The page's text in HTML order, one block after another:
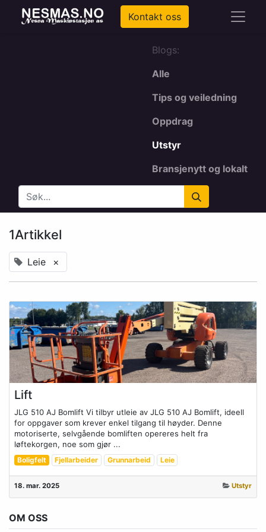
Kontakt oss
Blogs:
Alle
Tips og veiledning
Oppdrag
Utstyr
Bransjenytt og lokalt
1Artikkel
Leie ×
Lift
JLG 510 AJ Bomlift Vi tilbyr utleie av JLG 510 AJ Bomlift, ideell
for oppgaver som krever enkel tilgang til høyder. Denne
motoriserte, selvgående bomliften opereres helt fra
løftekorgen, noe som gjør ...
Boligfelt Fjellarbeider Grunnarbeid Leie
18. mar. 2025 Utstyr
OM OSS